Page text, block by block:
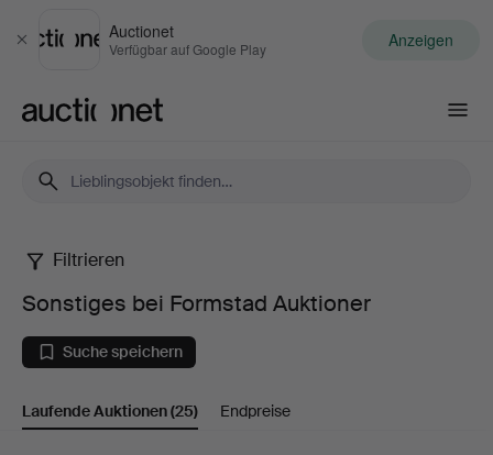
Schließen
Auctionet
Verfügbar auf Google Play Anzeigen
Sonstiges
bei
Formstad
Auktioner
Filtrieren
Sonstiges bei Formstad Auktioner
Suche speichern
Laufende Auktionen(25) Endpreise